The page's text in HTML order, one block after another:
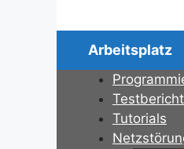
Arbeitsplatz
Tutorials